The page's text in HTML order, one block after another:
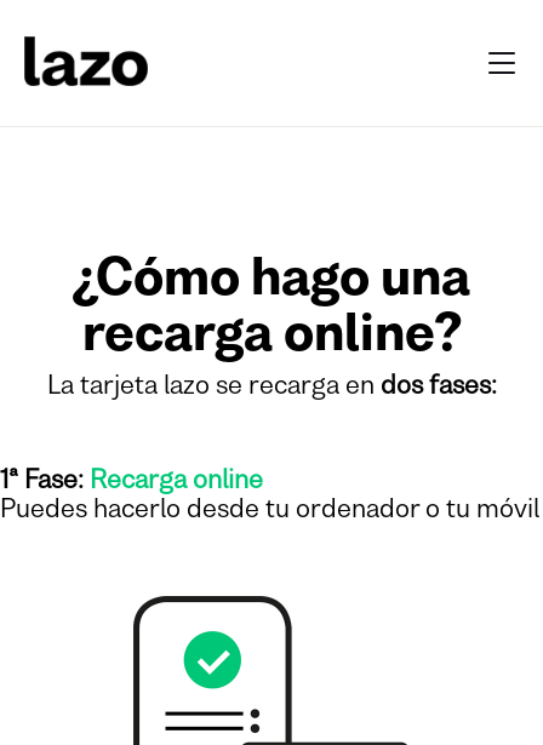
¿Cómo hago una
recarga online?
La tarjeta lazo se recarga en dos fases:
1ª Fase: Recarga online
Puedes hacerlo desde tu ordenador o tu móvil